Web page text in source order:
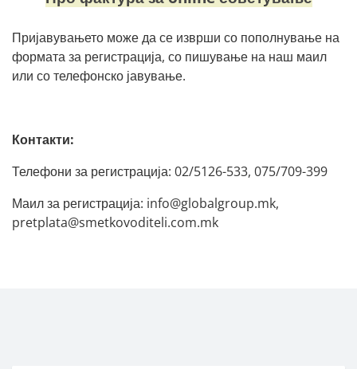
Пријавувањето може да се изврши со пополнување на
формата за регистрација, со пишување на наш маил
или со телефонско јавување.
Контакти:
Телефони за регистрација: 02/5126-533, 075/709-399
Маил за регистрација: info@globalgroup.mk,
pretplata@smetkovoditeli.com.mk